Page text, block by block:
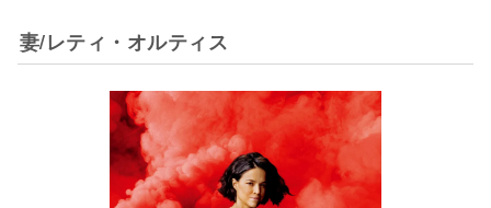
妻/レティ・オルティス